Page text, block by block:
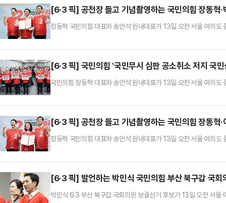
[6·3 픽] 공천장 들고 기념촬영하는 국민의힘 장동혁·
장동혁 국민의힘 대표와 송언석 원내대표가 13일 오전 서울 여의
[6·3 픽] 국민의힘 '국민무시 심판 공소취소 저지 국
국민의힘 장동혁 대표와 송언석 원내대표가 13일 오전 서울 여의
[6·3 픽] 공천장 들고 기념촬영하는 국민의힘 장동혁·
장동혁 국민의힘 대표와 송언석 원내대표가 13일 오전 서울 여의
[6·3 픽] 발언하는 박민식 국민의힘 부산 북구갑 국회
박민식 6·3 부산 북구갑 국회의원 보궐선거 후보가 13일 오전 서